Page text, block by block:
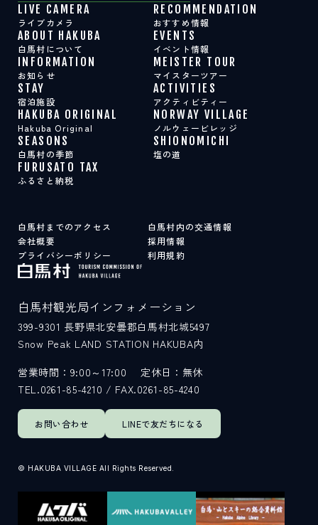
LIVE CAMERA
ライブカメラ
RECOMMENDATION
おすすめ情報
ABOUT HAKUBA
白馬村について
EVENTS
イベント情報
INFORMATION
お知らせ
MEISTER TOUR
マイスターツアー
STAY
宿泊施設
ACTIVITIES
アクティビティー
HAKUBA ORIGINAL
Hakuba Original
NORWAY VILLAGE
ノルウェービレッジ
SEASONS
白馬村の季節
SHIONOMICHI
塩の道
FURUSATO TAX
ふるさと納税
白馬村までのアクセス
白馬村内の交通情報
会社概要
採用情報
プライバシーポリシー
利用規約
お問い合わせ LINEで友だちになる
白馬村観光局インフォメーション
399-9301 長野県北安曇郡白馬村北城5497
Snow Peak LAND STATION HAKUBA内
営業時間：9:00～17:00
定休日：無休
TEL.0261-85-4210 / FAX.0261-85-4240
© HAKUBA VILLAGE All Rights Reserved.